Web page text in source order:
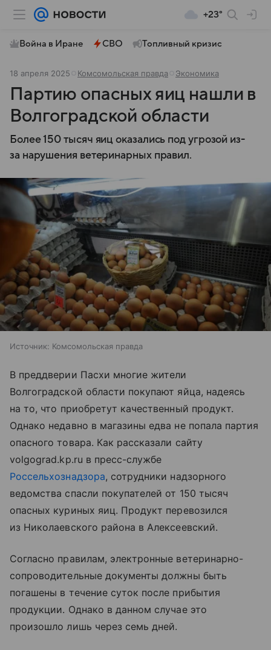
+23°
Война в Иране СВО Топливный кризис
18 апреля 2025 Комсомольская правда Экономика
Партию опасных яиц нашли в
Волгоградской области
Более 150 тысяч яиц оказались под угрозой из-
за нарушения ветеринарных правил.
Источник: Комсомольская правда
В преддверии Пасхи многие жители
Волгоградской области покупают яйца, надеясь
на то, что приобретут качественный продукт.
Однако недавно в магазины едва не попала партия
опасного товара. Как рассказали сайту
volgograd.kp.ru в пресс-службе
Россельхознадзора, сотрудники надзорного
ведомства спасли покупателей от 150 тысяч
опасных куриных яиц. Продукт перевозился
из Николаевского района в Алексеевский.
Согласно правилам, электронные ветеринарно-
сопроводительные документы должны быть
погашены в течение суток после прибытия
продукции. Однако в данном случае это
произошло лишь через семь дней.